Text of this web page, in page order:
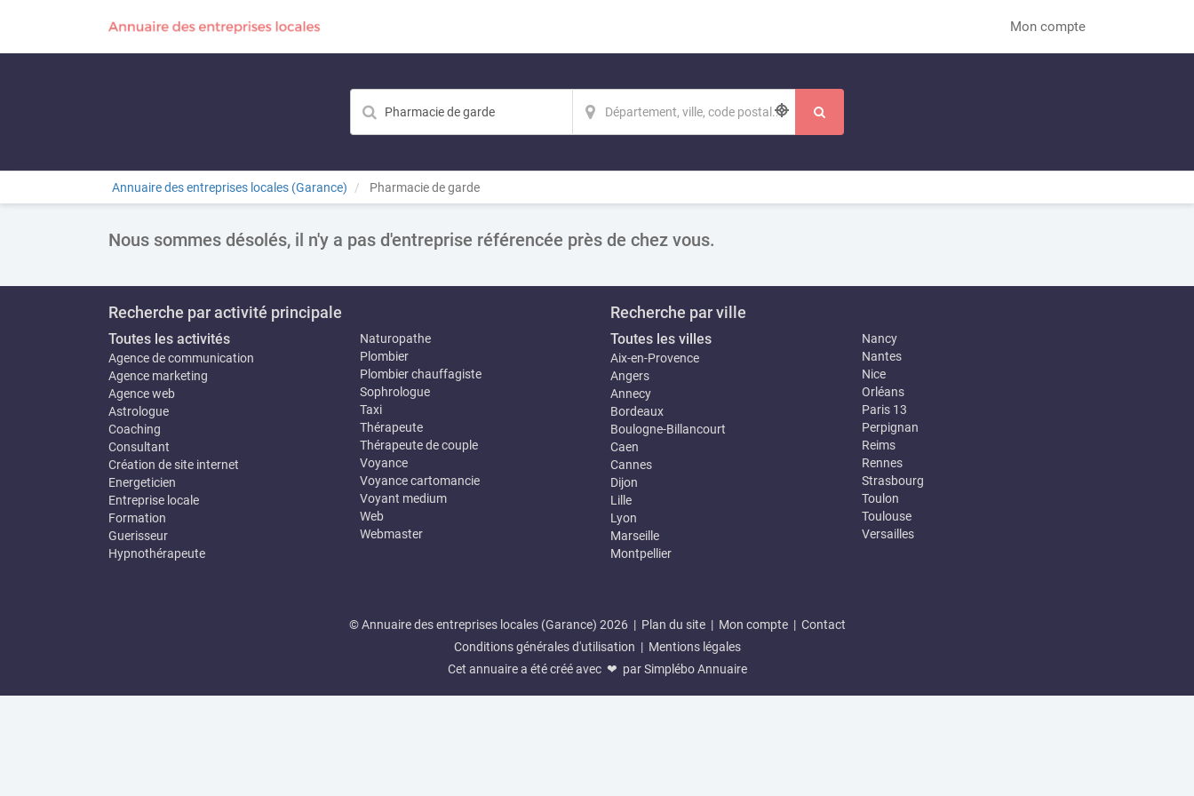
Mon compte
Annuaire des entreprises locales (Garance) Pharmacie de garde
Nous sommes désolés, il n'y a pas d'entreprise référencée près de chez vous.
Recherche par activité principale
Toutes les activités
Agence de communication
Agence marketing
Agence web
Astrologue
Coaching
Consultant
Création de site internet
Energeticien
Entreprise locale
Formation
Guerisseur
Hypnothérapeute
Naturopathe
Plombier
Plombier chauffagiste
Sophrologue
Taxi
Thérapeute
Thérapeute de couple
Voyance
Voyance cartomancie
Voyant medium
Web
Webmaster
Recherche par ville
Toutes les villes
Aix-en-Provence
Angers
Annecy
Bordeaux
Boulogne-Billancourt
Caen
Cannes
Dijon
Lille
Lyon
Marseille
Montpellier
Nancy
Nantes
Nice
Orléans
Paris 13
Perpignan
Reims
Rennes
Strasbourg
Toulon
Toulouse
Versailles
© Annuaire des entreprises locales (Garance) 2026 | Plan du site| Mon compte| Contact
Conditions générales d'utilisation | Mentions légales
Cet annuaire a été créé avec ❤ parSimplébo Annuaire